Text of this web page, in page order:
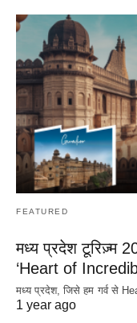
FEATURED
मध्य प्रदेश टूरिज़्म
‘Heart of
मध्य प्रदेश, जिसे हम गर्व से
1 year ago